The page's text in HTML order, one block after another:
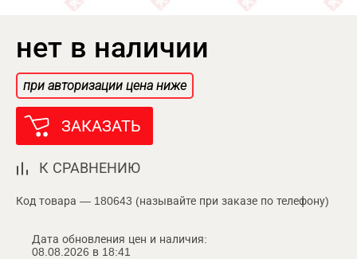
нет в наличии
при авторизации цена ниже
ЗАКАЗАТЬ
К СРАВНЕНИЮ
Код товара — 180643 (называйте при заказе по телефону)
Дата обновления цен и наличия:
08.08.2026 в 18:41